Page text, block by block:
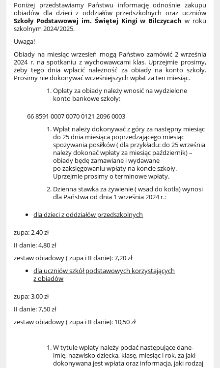
Poniżej przedstawiamy Państwu informację odnośnie zakupu
obiadów dla dzieci z oddziałów przedszkolnych oraz uczniów
Szkoły Podstawowej im. Świętej Kingi w Bilczycach w roku
szkolnym 2024/2025.
Uwaga!
Obiady na miesiąc wrzesień mogą Państwo zamówić 2 września
2024 r. na spotkaniu z wychowawcami klas. Uprzejmie prosimy,
żeby tego dnia wpłacić należność za obiady na konto szkoły.
Prosimy nie dokonywać wcześniejszych wpłat za ten miesiąc.
Opłaty za obiady należy wnosić na wydzielone
konto bankowe szkoły:
66 8591 0007 0070 0121 2096 0003
Wpłat należy dokonywać z góry za następny miesiąc
do 25 dnia miesiąca poprzedzającego miesiąc
spożywania posiłków ( dla przykładu: do 25 września
należy dokonać wpłaty za miesiąc październik) –
obiady będę zamawiane i wydawane
po zaksięgowaniu wpłaty na koncie szkoły.
Uprzejmie prosimy o terminowe wpłaty.
Dzienna stawka za żywienie ( wsad do kotła) wynosi
dla Państwa od dnia 1 września 2024 r.:
dla dzieci z oddziałów przedszkolnych
zupa: 2,40 zł
II danie: 4,80 zł
zestaw obiadowy ( zupa i II danie): 7,20 zł
dla uczniów szkół podstawowych korzystających
z obiadów
zupa: 3,00 zł
II danie: 7,50 zł
zestaw obiadowy ( zupa i II danie): 10,50 zł
W tytule wpłaty należy podać następujące dane-
imię, nazwisko dziecka, klasę, miesiąc i rok, za jaki
dokonywana jest wpłata oraz informacja, jaki rodzaj